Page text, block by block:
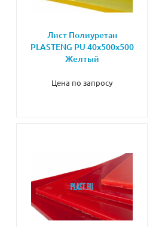
Лист Полиуретан
PLASTENG PU 40х500х500
Желтый
Цена по запросу